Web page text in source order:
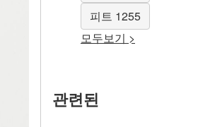
피트 1255
모두보기 >
관련된